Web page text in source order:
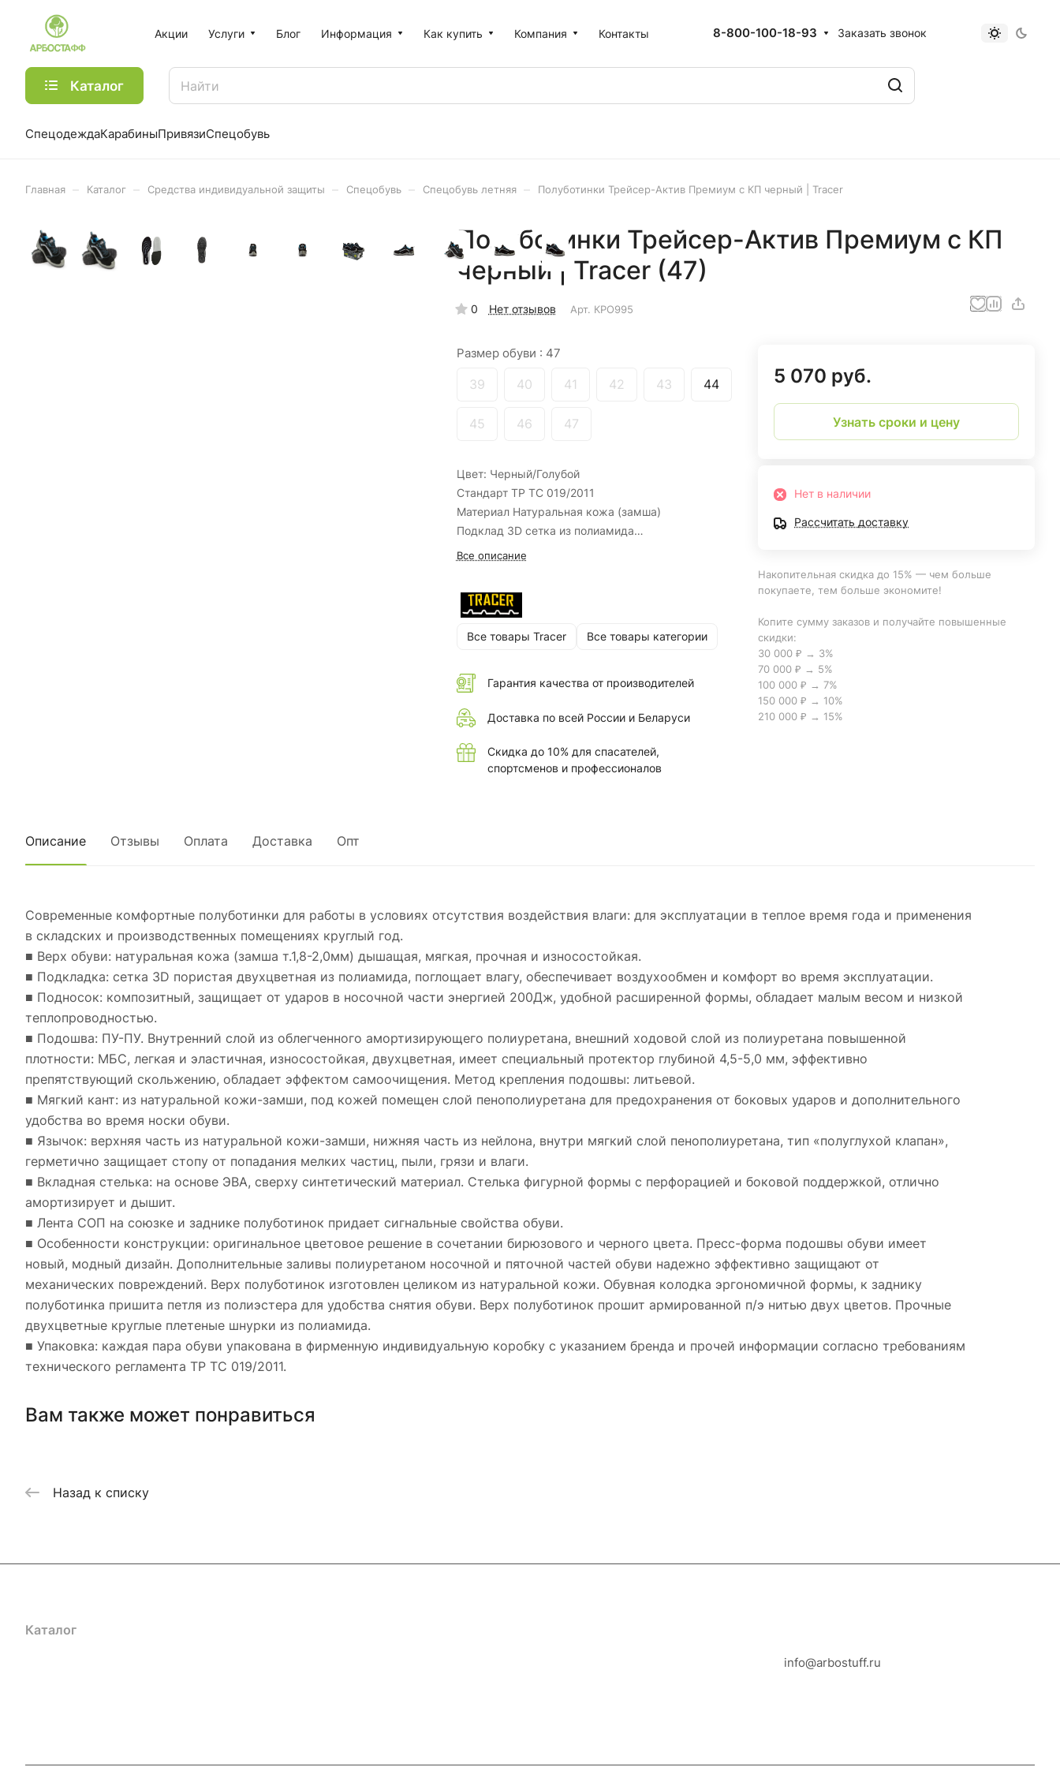
Акции Услуги Блог Информация Как купить Компания Контакты 8-800-100-18-93 Заказать звонок
Каталог
СпецодеждаКарабиныПривязиСпецобувь
Главная Каталог Средства индивидуальной защиты Спецобувь Спецобувь летняя Полуботинки Трейсер-Актив Премиум с КП черный | Tracer
Полуботинки Трейсер-Актив Премиум с КП
черный | Tracer (47)
0 Нет отзывов Арт. КРО995
Размер обуви : 47
39 40 41 42 43 44
45 46 47
Цвет: Черный/Голубой
Стандарт ТР ТС 019/2011
Материал Натуральная кожа (замша)
Подклад 3D сетка из полиамида
Подносок Композитный (200Дж)
Подошва ПУ-ПУ
Размеры 36-47
Средний вес 1.27 кг
Все описание
Все товары Tracer Все товары категории
Гарантия качества от производителей
Доставка по всей России и Беларуси
Скидка до 10% для спасателей,
спортсменов и профессионалов
5 070 руб.
Узнать сроки и цену
Нет в наличии
Рассчитать доставку
Накопительная скидка до 15% — чем больше
покупаете, тем больше экономите!
Копите сумму заказов и получайте повышенные
скидки:
30 000 ₽ → 3%
70 000 ₽ → 5%
100 000 ₽ → 7%
150 000 ₽ → 10%
210 000 ₽ → 15%
Описание Отзывы Оплата Доставка Опт
Современные комфортные полуботинки для работы в условиях отсутствия воздействия влаги: для эксплуатации в теплое время года и применения
в складских и производственных помещениях круглый год.
■ Верх обуви: натуральная кожа (замша т.1,8-2,0мм) дышащая, мягкая, прочная и износостойкая.
■ Подкладка: сетка 3D пористая двухцветная из полиамида, поглощает влагу, обеспечивает воздухообмен и комфорт во время эксплуатации.
■ Подносок: композитный, защищает от ударов в носочной части энергией 200Дж, удобной расширенной формы, обладает малым весом и низкой
теплопроводностью.
■ Подошва: ПУ-ПУ. Внутренний слой из облегченного амортизирующего полиуретана, внешний ходовой слой из полиуретана повышенной
плотности: МБС, легкая и эластичная, износостойкая, двухцветная, имеет специальный протектор глубиной 4,5-5,0 мм, эффективно
препятствующий скольжению, обладает эффектом самоочищения. Метод крепления подошвы: литьевой.
■ Мягкий кант: из натуральной кожи-замши, под кожей помещен слой пенополиуретана для предохранения от боковых ударов и дополнительного
удобства во время носки обуви.
■ Язычок: верхняя часть из натуральной кожи-замши, нижняя часть из нейлона, внутри мягкий слой пенополиуретана, тип «полуглухой клапан»,
герметично защищает стопу от попадания мелких частиц, пыли, грязи и влаги.
■ Вкладная стелька: на основе ЭВА, сверху синтетический материал. Стелька фигурной формы с перфорацией и боковой поддержкой, отлично
амортизирует и дышит.
■ Лента СОП на союзке и заднике полуботинок придает сигнальные свойства обуви.
■ Особенности конструкции: оригинальное цветовое решение в сочетании бирюзового и черного цвета. Пресс-форма подошвы обуви имеет
новый, модный дизайн. Дополнительные заливы полиуретаном носочной и пяточной частей обуви надежно эффективно защищают от
механических повреждений. Верх полуботинок изготовлен целиком из натуральной кожи. Обувная колодка эргономичной формы, к заднику
полуботинка пришита петля из полиэстера для удобства снятия обуви. Верх полуботинок прошит армированной п/э нитью двух цветов. Прочные
двухцветные круглые плетеные шнурки из полиамида.
■ Упаковка: каждая пара обуви упакована в фирменную индивидуальную коробку с указанием бренда и прочей информации согласно требованиям
технического регламента ТР ТС 019/2011.
Вам также может понравиться
Назад к списку
Каталог
info@arbostuff.ru